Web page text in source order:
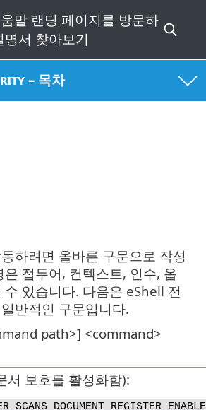
– 목차
하려면 올바른 구문으로 작성
접두어, 컨텍스트, 인수, 옵
있습니다. 다음은 eShell 전
반적인 구문입니다.
path>] <command>
서 보호를 활성화함):
SCANS DOCUMENT REGISTER